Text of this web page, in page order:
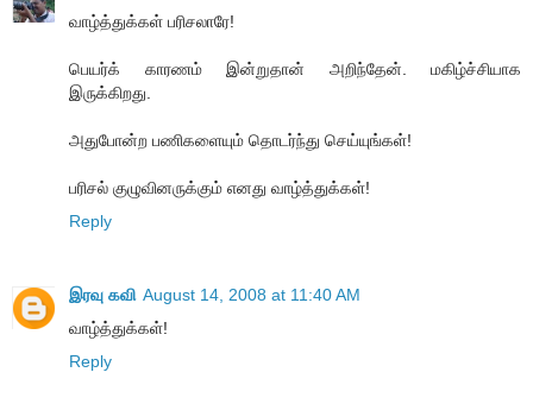
வாழ்த்துக்கள் பரிசலாரே!
பெயர்க் காரணம் இன்றுதான் அறிந்தேன். மகிழ்ச்சியாக
இருக்கிறது.
அதுபோன்ற பணிகளையும் தொடர்ந்து செய்யுங்கள்!
பரிசல் குழுவினருக்கும் எனது வாழ்த்துக்கள்!
Reply
இரவு கவி August 14, 2008 at 11:40 AM
வாழ்த்துக்கள்!
Reply